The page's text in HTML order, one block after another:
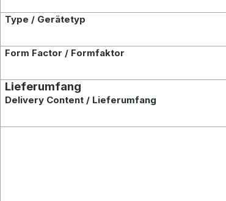
Type / Gerätetyp
Form Factor / Formfaktor
Lieferumfang
Delivery Content / Lieferumfang